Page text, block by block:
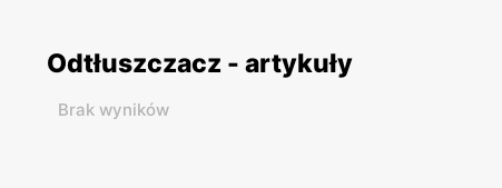
Odtłuszczacz - artykuły
Brak wyników